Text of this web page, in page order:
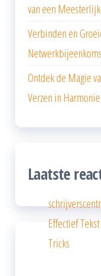
van een
Verbinden en
Ontdek de Magie
Verzen in Harmonie
Laatste
Effectief
Tricks